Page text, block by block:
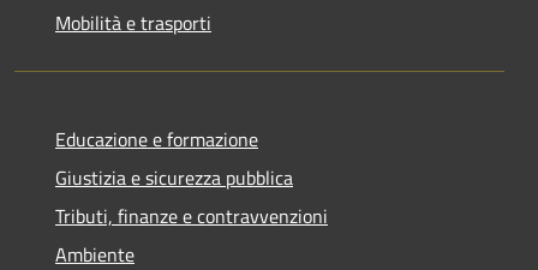
Mobilità e trasporti
Educazione e formazione
Giustizia e sicurezza pubblica
Tributi, finanze e contravvenzioni
Ambiente